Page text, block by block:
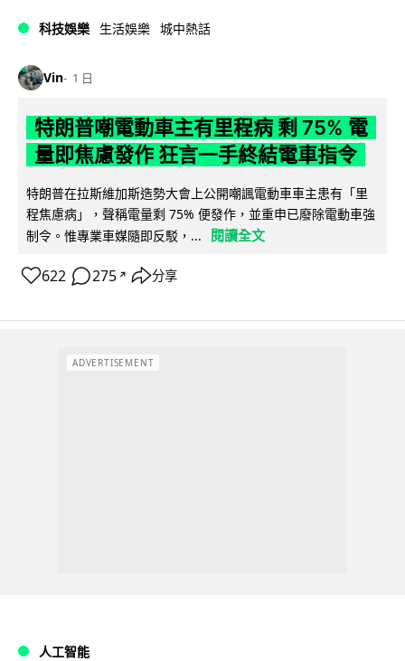
科技娛樂 生活娛樂 城中熱話
Vin 1 日
特朗普嘲電動車主有里程病 剩 75% 電
量即焦慮發作 狂言一手終結電車指令
特朗普在拉斯維加斯造勢大會上公開嘲諷電動車車主患有「里
程焦慮病」，聲稱電量剩 75% 便發作，並重申已廢除電動車強
制令。惟專業車媒隨即反駁，...
閱讀全文
622 275 ↗ 分享
ADVERTISEMENT
人工智能